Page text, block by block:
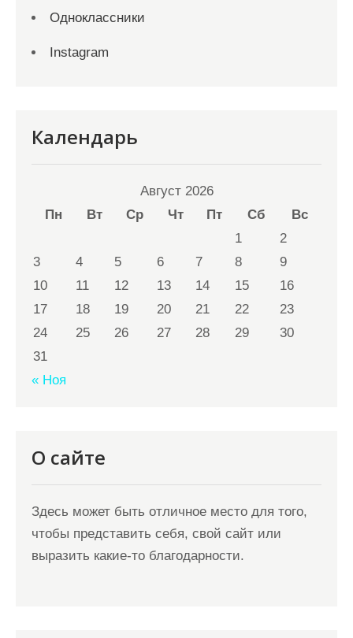
Одноклассники
Instagram
Календарь
Август 2026
Пн
Вт Ср Чт Пт Сб
Вс
1
2
3
4 5 6 7 8
9
10
11 12 13 14 15
16
17
18 19 20 21 22
23
24
25 26 27 28 29
30
31
« Ноя
О сайте
Здесь может быть отличное место для того,
чтобы представить себя, свой сайт или
выразить какие-то благодарности.